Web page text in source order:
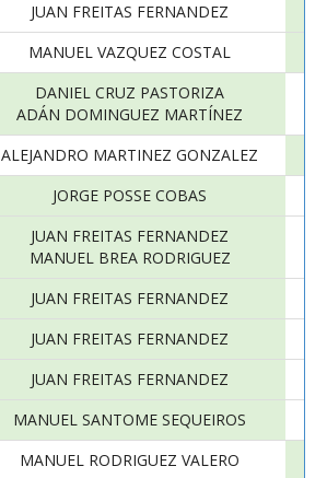
JUAN FREITAS FERNANDEZ
MANUEL VAZQUEZ COSTAL
DANIEL CRUZ PASTORIZA
ADÁN DOMINGUEZ MARTÍNEZ
ALEJANDRO MARTINEZ GONZALEZ
JORGE POSSE COBAS
JUAN FREITAS FERNANDEZ
MANUEL BREA RODRIGUEZ
JUAN FREITAS FERNANDEZ
JUAN FREITAS FERNANDEZ
JUAN FREITAS FERNANDEZ
MANUEL SANTOME SEQUEIROS
MANUEL RODRIGUEZ VALERO